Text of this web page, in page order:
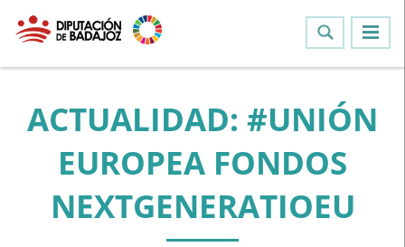
ACTUALIDAD: #UNIÓN
EUROPEA FONDOS
NEXTGENERATIOEU